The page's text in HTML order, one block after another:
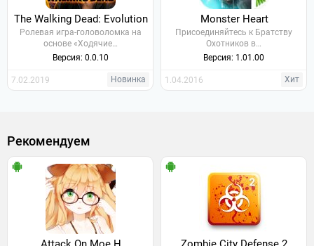
The Walking Dead: Evolution
Ролевая игра-головоломка на
основе «Ходячие…
Версия: 0.0.10
7.02.2019 Новинка
Monster Heart
Присоединяйтесь к Братству
Охотников в…
Версия: 1.01.00
1.04.2016 Хит
Рекомендуем